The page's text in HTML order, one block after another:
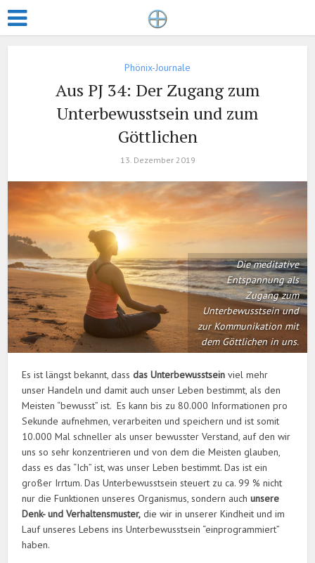
Phönix-Journale
Aus PJ 34: Der Zugang zum
Unterbewusstsein und zum
Göttlichen
13. Dezember 2019
Die meditative
Entspannung als
Zugang zum
Unterbewusstsein und
zur Kommunikation mit
dem Göttlichen in uns.
Es ist längst bekannt, dassdas Unterbewusstsein viel mehr
unser Handeln und damit auch unser Leben bestimmt, als den
Meisten “bewusst” ist. Es kann bis zu 80.000 Informationen pro
Sekunde aufnehmen, verarbeiten und speichern und ist somit
10.000 Mal schneller als unser bewusster Verstand, auf den wir
uns so sehr konzentrieren und von dem die Meisten glauben,
dass es das “Ich” ist, was unser Leben bestimmt. Das ist ein
großer Irrtum. Das Unterbewusstsein steuert zu ca. 99 % nicht
nur die Funktionen unseres Organismus, sondern auchunsere
Denk- und Verhaltensmuster, die wir in unserer Kindheit und im
Lauf unseres Lebens ins Unterbewusstsein “einprogrammiert”
haben.